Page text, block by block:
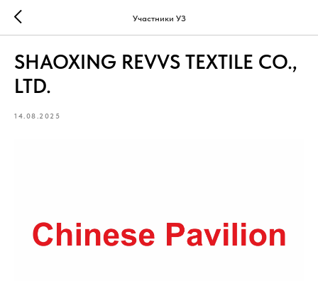
Участники УЗ
SHAOXING REVVS TEXTILE CO.,
LTD.
14.08.2025